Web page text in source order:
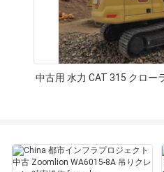
中古用 水力 CAT 315 クロー